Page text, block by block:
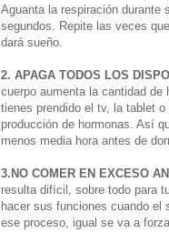
Aguanta la respiración durante
segundos. Repite las veces
dará sueño.
2. APAGA TODOS LOS
cuerpo aumenta la cantidad
tienes prendido el tv, la tablet
producción de hormonas. Así
menos media hora antes de
3.NO COMER EN EXCESO
resulta difícil, sobre todo para
hacer sus funciones cuando el
ese proceso, igual se va a